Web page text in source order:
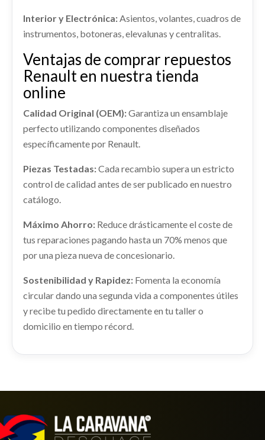
RENAULT KANGOO EXPRESS (FW0/1_) 1.5 DCI 80
(FW15)
2256875
CERRADURA PUERTA TRASERA
IZQUIERDA 8200497774
CERRADURA PUERTA TRASERA IZQUIERDA...
RENAULT KANGOO EXPRESS (FW0/1_) 1.5 DCI 80
Consultar
AMORTIGUADOR TRASERO DERECHO
AMORTIGUADOR TRASERO DERECHO usado.
(FW15)
Consultar
Ref: 2256867
Interior y Electrónica:Asientos, volantes, cuadros de
instrumentos, botoneras, elevalunas y centralitas.
Ventajas de comprar repuestos
Renault en nuestra tienda
online
Calidad Original (OEM):Garantiza un ensamblaje
perfecto utilizando componentes diseñados
específicamente por Renault.
Piezas Testadas:Cada recambio supera un estricto
control de calidad antes de ser publicado en nuestro
catálogo.
Máximo Ahorro: Reduce drásticamente el coste de
tus reparaciones pagando hasta un 70% menos que
por una pieza nueva de concesionario.
Sostenibilidad y Rapidez: Fomenta la economía
circular dando una segunda vida a componentes útiles
y recibe tu pedido directamente en tu taller o
domicilio en tiempo récord.